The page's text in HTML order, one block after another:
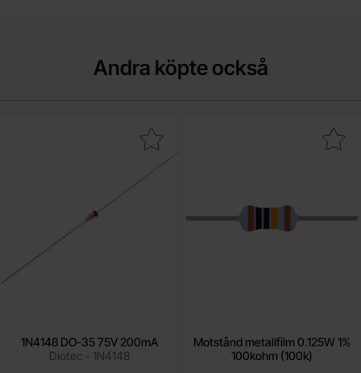
Andra köpte också
1N4148 DO-35 75V 200mA
Diotec - 1N4148
Makera 1N4148 DO-35 75V 200mA som favorit
Motstånd metallfilm 0.125W 1%
100kohm (100k)
Makera motstånd metallfilm 0.125W